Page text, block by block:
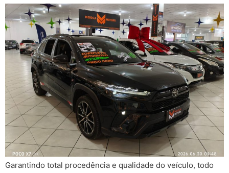
Garantindo total procedência e qualidade do veículo, todo